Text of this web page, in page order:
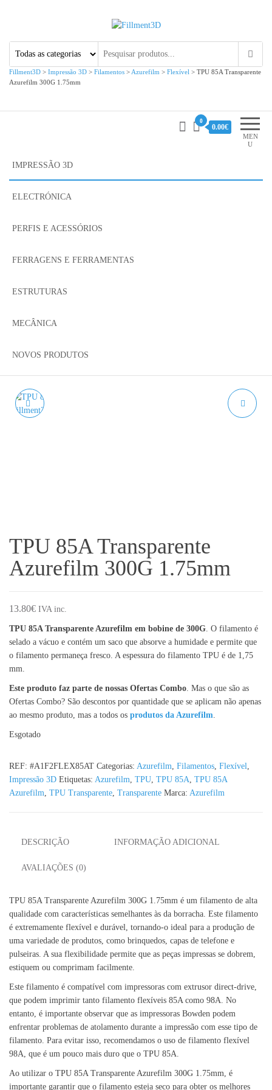
Fillment3D
Fillment3D > Impressão 3D > Filamentos > Azurefilm > Flexível > TPU 85A Transparente
Azurefilm 300G 1.75mm
MEN
U
0
0.00€
IMPRESSÃO 3D
ELECTRÓNICA
PERFIS E ACESSÓRIOS
FERRAGENS E FERRAMENTAS
ESTRUTURAS
MECÂNICA
NOVOS PRODUTOS
TPU 85A Transparente
Azurefilm 300G 1.75mm
13.80€ IVA inc.
TPU 85A Transparente Azurefilm em bobine de 300G . O filamento é
selado a vácuo e contém um saco que absorve a humidade e permite que
o filamento permaneça fresco. A espessura do filamento TPU é de 1,75
mm.
Este produto faz parte de nossas Ofertas Combo . Mas o que são as
Ofertas Combo? São descontos por quantidade que se aplicam não apenas
ao mesmo produto, mas a todos os produtos da Azurefilm
Esgotado
REF: #A1F2FLEX85AT Categorias: Azurefilm Filamentos Flexível
Impressão 3D Etiquetas: Azurefilm TPU TPU 85A TPU 85A
Azurefilm TPU Transparente Transparente Marca: Azurefilm
DESCRIÇÃO INFORMAÇÃO ADICIONAL
AVALIAÇÕES (0)
TPU 85A Transparente Azurefilm 300G 1.75mm é um filamento de alta
qualidade com características semelhantes às da borracha. Este filamento
é extremamente flexível e durável, tornando-o ideal para a produção de
uma variedade de produtos, como brinquedos, capas de telefone e
pulseiras. A sua flexibilidade permite que as peças impressas se dobrem,
estiquem ou comprimam facilmente.
Este filamento é compatível com impressoras com extrusor direct-drive,
que podem imprimir tanto filamento flexíveis 85A como 98A. No
entanto, é importante observar que as impressoras Bowden podem
enfrentar problemas de atolamento durante a impressão com esse tipo de
filamento. Para evitar isso, recomendamos o uso de filamento flexível
98A, que é um pouco mais duro que o TPU 85A.
Ao utilizar o TPU 85A Transparente Azurefilm 300G 1.75mm, é
importante garantir que o filamento esteja seco para obter os melhores